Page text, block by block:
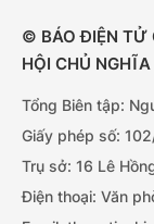
© BÁO ĐIỆN TỬ
HỘI CHỦ
Tổng Biên tập:
Giấy phép số:
Trụ sở: 16 Lê
Điện thoại: Văn